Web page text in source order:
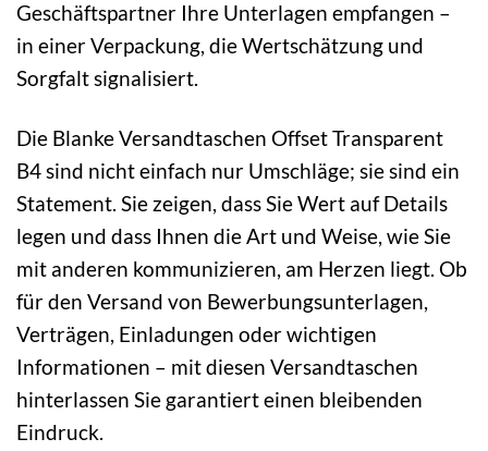
Geschäftspartner Ihre Unterlagen empfangen –
in einer Verpackung, die Wertschätzung und
Sorgfalt signalisiert.
Die Blanke Versandtaschen Offset Transparent
B4 sind nicht einfach nur Umschläge; sie sind ein
Statement. Sie zeigen, dass Sie Wert auf Details
legen und dass Ihnen die Art und Weise, wie Sie
mit anderen kommunizieren, am Herzen liegt. Ob
für den Versand von Bewerbungsunterlagen,
Verträgen, Einladungen oder wichtigen
Informationen – mit diesen Versandtaschen
hinterlassen Sie garantiert einen bleibenden
Eindruck.